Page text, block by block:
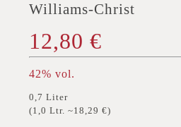
Williams-Christ
12,80 €
42% vol.
0,7 Liter
(1,0 Ltr. ~18,29 €)